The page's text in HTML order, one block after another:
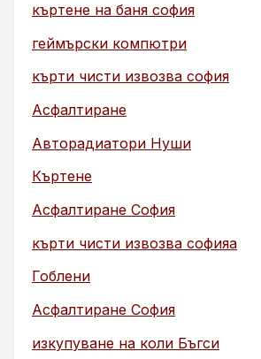
къртене на баня софия
геймърски компютри
кърти чисти извозва софия
Асфалтиране
Авторадиатори Нуши
Къртене
Асфалтиране София
кърти чисти извозва софияа
Гоблени
Асфалтиране София
изкупуване на коли Бъгси